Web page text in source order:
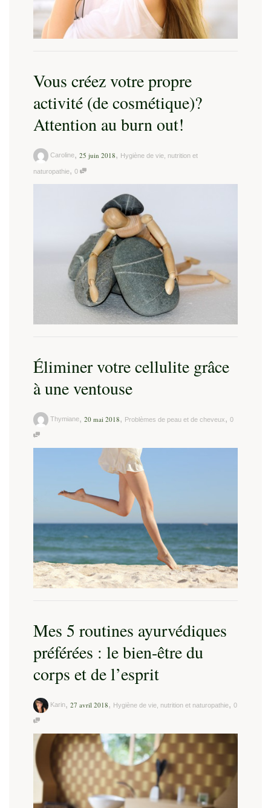
Vous créez votre propre
activité (de cosmétique)?
Attention au burn out!
Caroline, 25 juin 2018, Hygiène de vie, nutrition et
naturopathie, 0
Éliminer votre cellulite grâce
à une ventouse
Thymiane, 20 mai 2018, Problèmes de peau et de cheveux, 0
Mes 5 routines ayurvédiques
préférées : le bien-être du
corps et de l’esprit
Karin, 27 avril 2018, Hygiène de vie, nutrition et naturopathie, 0